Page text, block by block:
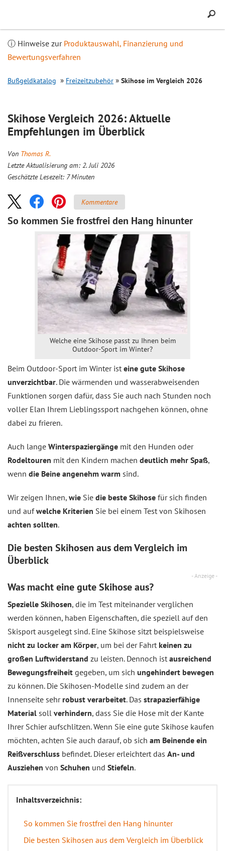
ⓘ Hinweise zur Produktauswahl, Finanzierung und
Bewertungsverfahren
Bußgeldkatalog Freizeitzubehör Skihose im Vergleich 2026
Skihose Vergleich 2026: Aktuelle
Empfehlungen im Überblick
Von Thomas R.
Letzte Aktualisierung am: 2. Juli 2026
Geschätzte Lesezeit: 7 Minuten
Kommentare
So kommen Sie frostfrei den Hang hinunter
Welche eine Skihose passt zu Ihnen beim
Outdoor-Sport im Winter?
Beim Outdoor-Sport im Winter ist eine gute Skihose
unverzichtbar. Die wärmenden und wasserabweisenden
Funktionen sorgen dafür, dass Sie auch nach Stunden noch
voller Elan Ihrem Lieblingssport nachgehen können, ohne
dabei zu frieren.
Auch lange Winterspaziergänge mit den Hunden oder
Rodeltouren mit den Kindern machen deutlich mehr Spaß,
wenn die Beine angenehm warm sind.
Wir zeigen Ihnen, wie Sie die beste Skihose für sich finden
und aufwelche Kriterien Sie bei einem Test von Skihosen
achten sollten.
Die besten Skihosen aus demVergleich im
Überblick
- Anzeige -
Was macht eine gute Skihose aus?
Spezielle Skihosen, die im Test miteinander verglichen
werden können, haben Eigenschaften, die speziell auf den
Skisport ausgelegt sind. Eine Skihose sitzt beispielsweise
nicht zu locker am Körper, um bei der Fahrt keinen zu
großen Luftwiderstand zu leisten. Dennoch ist ausreichend
Bewegungsfreiheit gegeben, um sich ungehindert bewegen
zu können. Die Skihosen-Modelle sind zudem an der
Innenseite sehr robust verarbeitet. Das strapazierfähige
Material soll verhindern, dass Sie die Hose mit der Kante
Ihrer Schier aufschlitzen. Wenn Sie eine gute Skihose kaufen
möchten, achten Sie auch darauf, ob sich am Beinende ein
Reißverschluss befindet. Dieser erleichtert das An- und
Ausziehen von Schuhen und Stiefeln.
Inhaltsverzeichnis:
So kommen Sie frostfrei den Hang hinunter
Die besten Skihosen aus dem Vergleich im Überblick